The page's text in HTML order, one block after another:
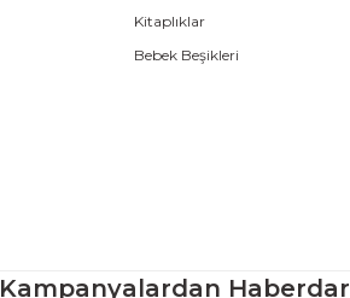
Kitaplıklar
Bebek Beşikleri
Kampanyalardan Haberdar